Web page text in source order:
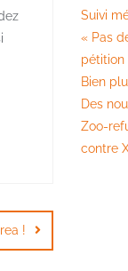
!
Suivi
« Pas
pétition​
Bien
Des
Zoo-
contre